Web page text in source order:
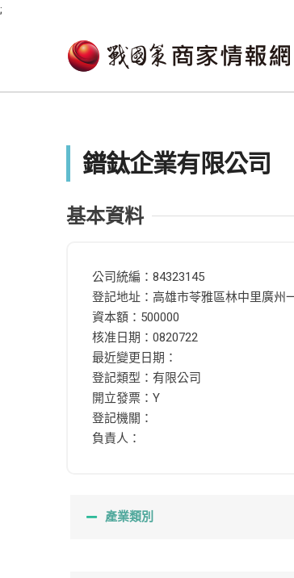
;
鐠鈦企業有限公司
基本資料
公司統編：84323145
登記地址：高雄市苓雅區林中里廣州
資本額：500000
核准日期：0820722
最近變更日期：
登記類型：有限公司
開立發票：Y
登記機關：
負責人：
產業類別